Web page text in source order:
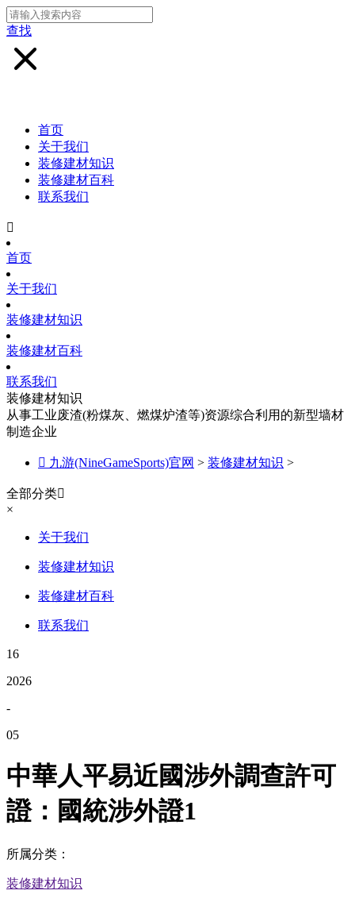
查找
首页
关于我们
装修建材知识
装修建材百科
联系我们

首页
关于我们
装修建材知识
装修建材百科
联系我们
装修建材知识
从事工业废渣(粉煤灰、燃煤炉渣等)资源综合利用的新型墙材
制造企业
 九游(NineGameSports)官网 > 装修建材知识 >
全部分类
×
关于我们
装修建材知识
装修建材百科
联系我们
16
2026
-
05
中華人平易近國涉外調查許可
證：國統涉外證1
所属分类：
装修建材知识